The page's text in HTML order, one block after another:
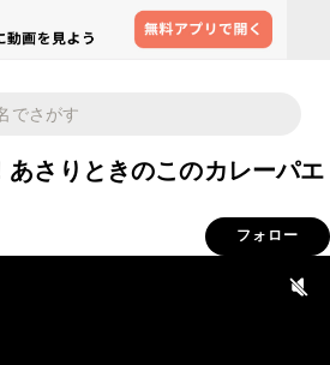
あさりときのこのカレーパエ
フォロー